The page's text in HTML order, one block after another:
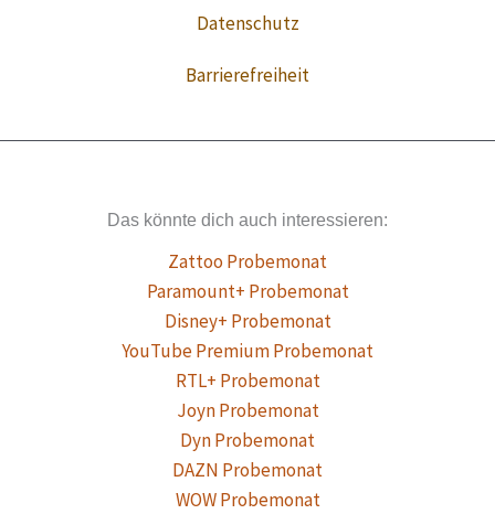
Datenschutz
Barrierefreiheit
Das könnte dich auch interessieren:
Zattoo Probemonat
Paramount+ Probemonat
Disney+ Probemonat
YouTube Premium Probemonat
RTL+ Probemonat
Joyn Probemonat
Dyn Probemonat
DAZN Probemonat
WOW Probemonat